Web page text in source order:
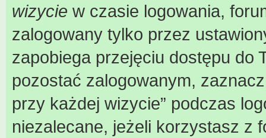
wizycie w czasie logowania,
zalogowany tylko przez
zapobiega przejęciu dostępu do
pozostać zalogowanym,
przy każdej wizycie” podczas
niezalecane, jeżeli korzystasz z